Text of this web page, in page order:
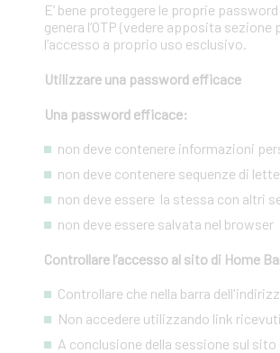
E’ bene proteggere le proprie
genera l’OTP (vedere apposita
l’accesso a proprio uso esclusivo.
Utilizzare una password efficace
Una password efficace:
non deve contenere informazioni
non deve contenere sequenze di
non deve essere la stessa con altri
non deve essere salvata nel browser
Controllare l’accesso al sito di Home
Controllare che nella barra
Non accedere utilizzando link
A conclusione della sessione sul